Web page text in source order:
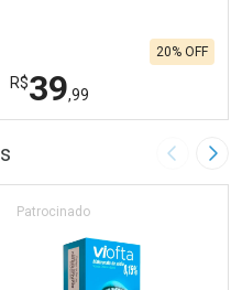
R$39,99
20% OFF
Laboratório
Por Menos
Imagem
Patrocinado